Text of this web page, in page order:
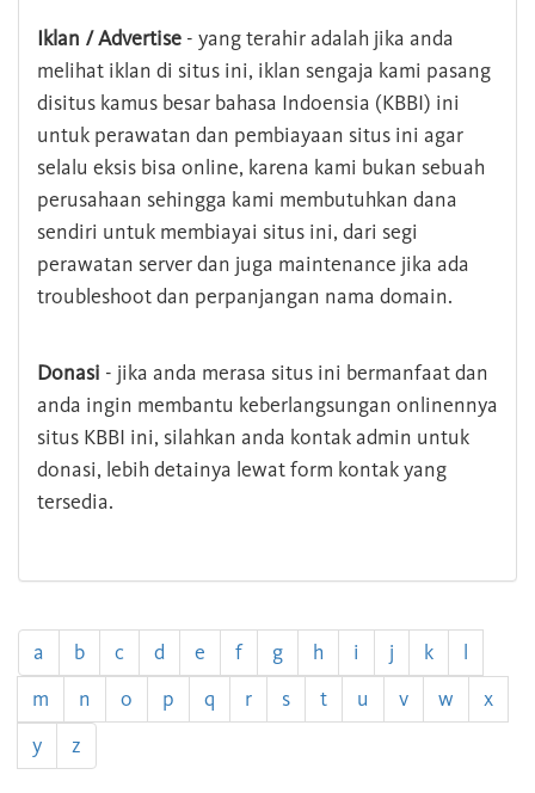
Iklan / Advertise - yang terahir adalah jika anda
melihat iklan di situs ini, iklan sengaja kami pasang
disitus kamus besar bahasa Indoensia (KBBI) ini
untuk perawatan dan pembiayaan situs ini agar
selalu eksis bisa online, karena kami bukan sebuah
perusahaan sehingga kami membutuhkan dana
sendiri untuk membiayai situs ini, dari segi
perawatan server dan juga maintenance jika ada
troubleshoot dan perpanjangan nama domain.
Donasi - jika anda merasa situs ini bermanfaat dan
anda ingin membantu keberlangsungan onlinennya
situs KBBI ini, silahkan anda kontak admin untuk
donasi, lebih detainya lewat form kontak yang
tersedia.
a b c d e f g h i j k
l
m
n o p q r s t u v w
x
y
z